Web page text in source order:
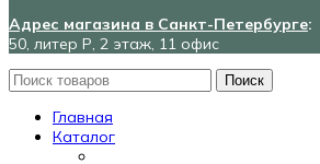
Адрес магазина в Санкт-Петербурге:
50, литер Р, 2 этаж, 11 офис
Поиск
Главная
Каталог